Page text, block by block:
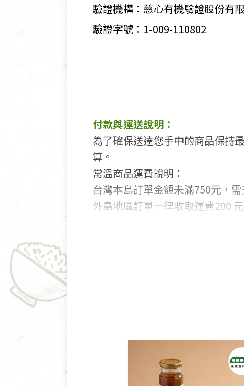
驗證機構：慈心有機驗證股份有
驗證字號：1-009-110802
付款與運送說明：
為了確保送達您手中的商品保持
算。
常溫商品運費說明：
台灣本島訂單金額未滿750元，需
外島地區訂單一律收取運費200 元
若您購買的商品有下列「不適用